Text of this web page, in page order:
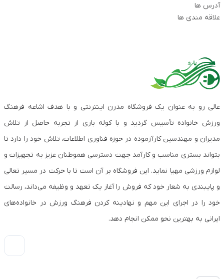
آدرس ها
علاقه مندی ها
عالی رو به عنوان یک فروشگاه مدرن اینترنتی و با هدف اشاعه فرهنگ
ورزش خانواده تأسیس گردید و با کوله باری از تجربه حاصل از تلاش
مدیران و مهندسین کارآزموده در حوزه فناوری اطلاعات، تلاش خود را دارد تا
بتواند بستری مناسب و کارآمد جهت دسترسی هموطنان عزیز به تجهیزات و
لوازم ورزشی مهیا نماید. این فروشگاه بر آن است تا با حرکت در مسیر تعالی
و پایبندی به شعار خود که فروش را آغاز یک تعهد و وظیفه می‌داند، رسالت
خود را در اجرای این مهم و نهادینه کردن فرهنگ ورزش در خانواده‌های
ایرانی به بهترین نحو ممکن انجام دهد.